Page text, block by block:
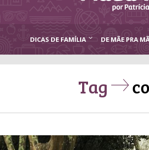
DICAS DE FAMÍLIA DE MÃE PRA
Tag